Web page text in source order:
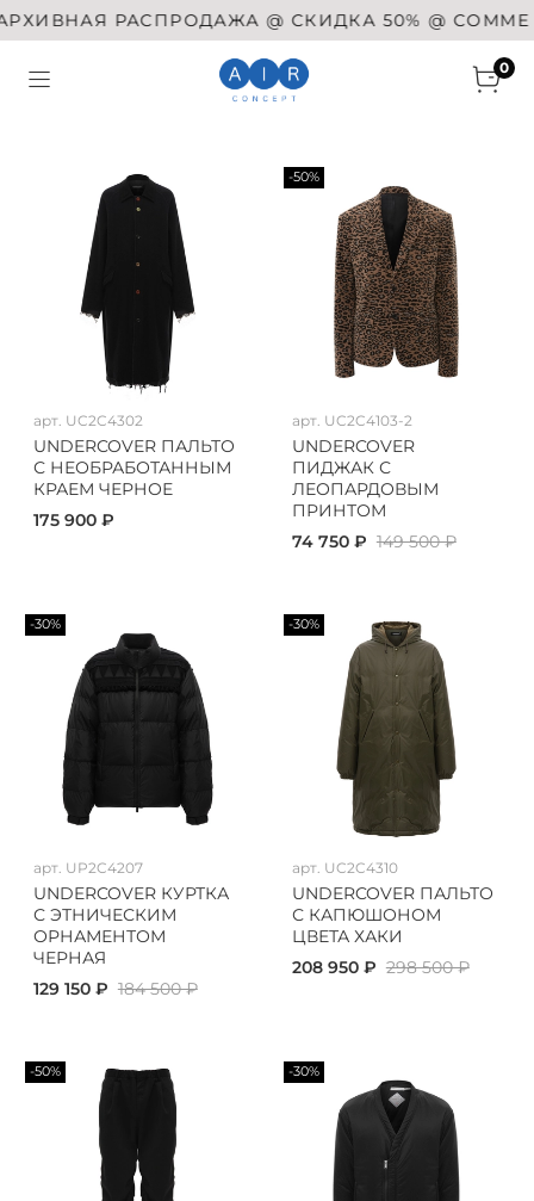
РАСПРОДАЖА @ СКИДКА 50% @ COMME DES
0
арт. UC2C4302
UNDERCOVER ПАЛЬТО
С НЕОБРАБОТАННЫМ
КРАЕМ ЧЕРНОЕ
175 900 ₽
-50%
арт. UC2C4103-2
UNDERCOVER
ПИДЖАК С
ЛЕОПАРДОВЫМ
ПРИНТОМ
74 750 ₽ 149 500 ₽
-30%
арт. UP2C4207
UNDERCOVER КУРТКА
С ЭТНИЧЕСКИМ
ОРНАМЕНТОМ
ЧЕРНАЯ
129 150 ₽ 184 500 ₽
-30%
арт. UC2C4310
UNDERCOVER ПАЛЬТО
С КАПЮШОНОМ
ЦВЕТА ХАКИ
208 950 ₽ 298 500 ₽
-50% -30%